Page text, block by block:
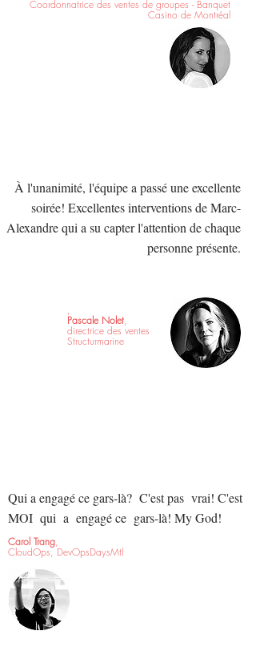
Coordonnatrice des ventes de groupes - Banquet
Casino de Montréal
À l'unanimité, l'équipe a passé une excellente
soirée! Excellentes interventions de Marc-
Alexandre qui a su capter l'attention de chaque
personne présente.
,
Pascale Nolet,
directrice des ventes
Structurmarine
Qui a engagé ce gars-là? C'est pas vrai! C'est
MOI qui a engagé ce gars-là! My God!
Carol Trang,
CloudOps, DevOpsDaysMtl